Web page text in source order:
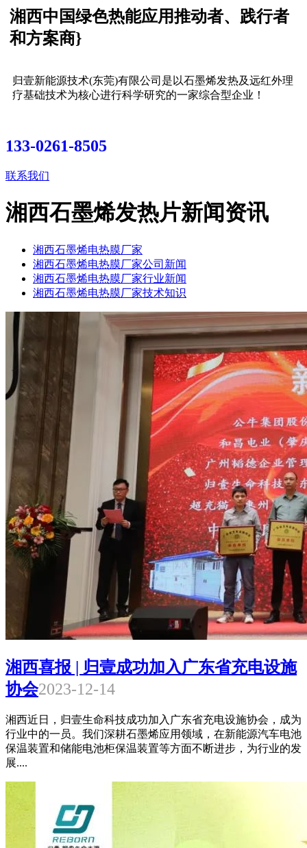
湘西中国绿色热能应用推动者、践行者
和方案商}
归壹新能源技术(东莞)有限公司是以石墨烯发热及远红外理
疗基础技术为核心进行科学研究的一家综合型企业！
133-0261-8505
联系我们
湘西石墨烯发热片新闻资讯
湘西石墨烯电热膜厂家
湘西石墨烯电热膜厂家公司新闻
湘西石墨烯电热膜厂家行业新闻
湘西石墨烯电热膜厂家技术知识
湘西喜报 | 归壹成功加入广东省充电设施
协会2023-12-14
湘西近日，归壹生命科技成功加入广东省充电设施协会，成为
行业中的一员。我们深耕石墨烯应用领域，在新能源汽车电池
保温装置和储能电池柜保温装置等方面不断进步，为行业的发
展....